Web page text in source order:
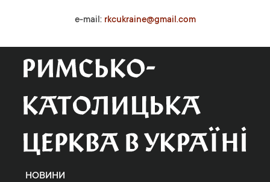
e-mail: rkcukraine@gmail.com
НОВИНИ